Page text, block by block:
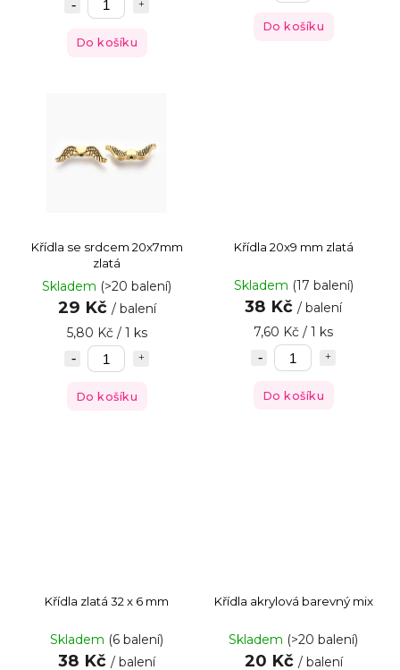
Do košíku
Do košíku
Křídla se srdcem 20x7mm
zlatá
Skladem (>20 balení)
29 Kč / balení
5,80 Kč / 1 ks
Do košíku
Křídla 20x9 mm zlatá
Skladem (17 balení)
38 Kč / balení
7,60 Kč / 1 ks
Do košíku
Křídla zlatá 32 x 6 mm
Skladem (6 balení)
38 Kč / balení
Křídla akrylová barevný mix
Skladem (>20 balení)
20 Kč / balení